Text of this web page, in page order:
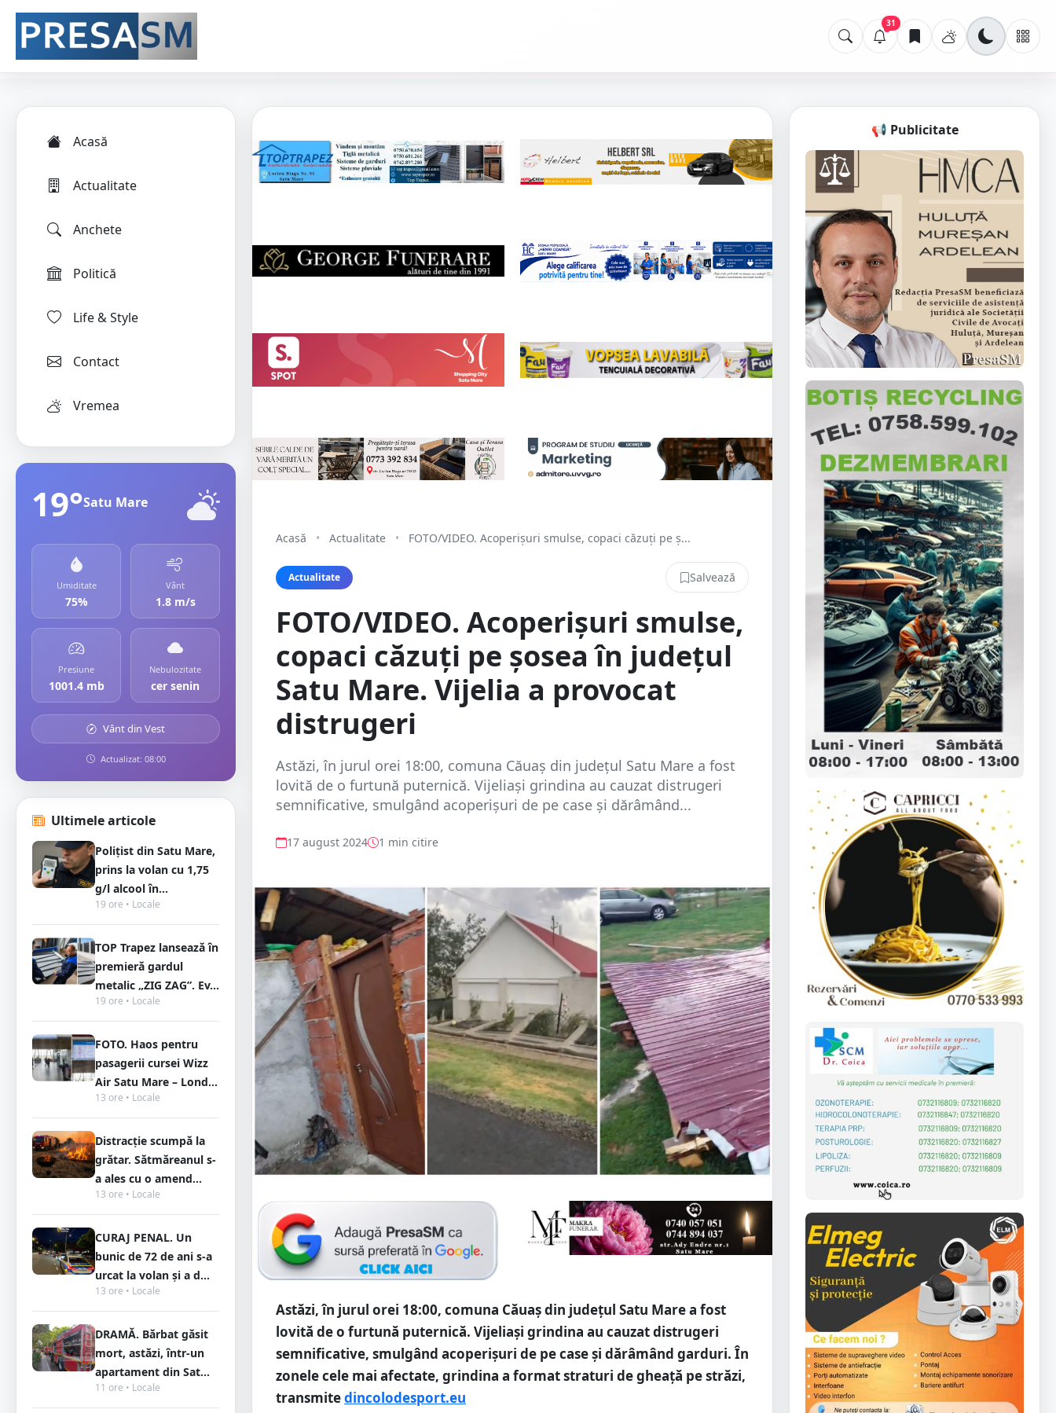
31
Acasă
Actualitate
Anchete
Politică
Life & Style
Contact
Vremea
19°Satu Mare
Umiditate
75%
Vânt
1.8 m/s
Presiune
1001.4 mb
Nebulozitate
cer senin
Vânt din Vest
Actualizat: 08:00
Ultimele articole
Polițist din Satu Mare,
prins la volan cu 1,75
g/l alcool în...
19 ore • Locale
TOP Trapez lansează în
premieră gardul
metalic „ZIG ZAG”. Ev...
19 ore • Locale
FOTO. Haos pentru
pasagerii cursei Wizz
Air Satu Mare – Lond...
13 ore • Locale
Distracție scumpă la
grătar. Sătmăreanul s-
a ales cu o amend...
13 ore • Locale
CURAJ PENAL. Un
bunic de 72 de ani s-a
urcat la volan și a d...
13 ore • Locale
DRAMĂ. Bărbat găsit
mort, astăzi, într-un
apartament din Sat...
11 ore • Locale
Acasă • Actualitate • FOTO/VIDEO. Acoperișuri smulse, copaci căzuți pe ș...
Actualitate Salvează
FOTO/VIDEO. Acoperișuri smulse,
copaci căzuți pe șosea în județul
Satu Mare. Vijelia a provocat
distrugeri
Astăzi, în jurul orei 18:00, comuna Căuaș din județul Satu Mare a fost
lovită de o furtună puternică. Vijeliași grindina au cauzat distrugeri
semnificative, smulgând acoperișuri de pe case și dărâmând...
17 august 2024 1 min citire
Astăzi, în jurul orei 18:00, comuna Căuaș din județul Satu Mare a fost
lovită de o furtună puternică. Vijeliași grindina au cauzat distrugeri
semnificative, smulgând acoperișuri de pe case și dărâmând garduri. În
zonele cele mai afectate, grindina a format straturi de gheață pe străzi,
transmitedincolodesport.eu
📢 Publicitate